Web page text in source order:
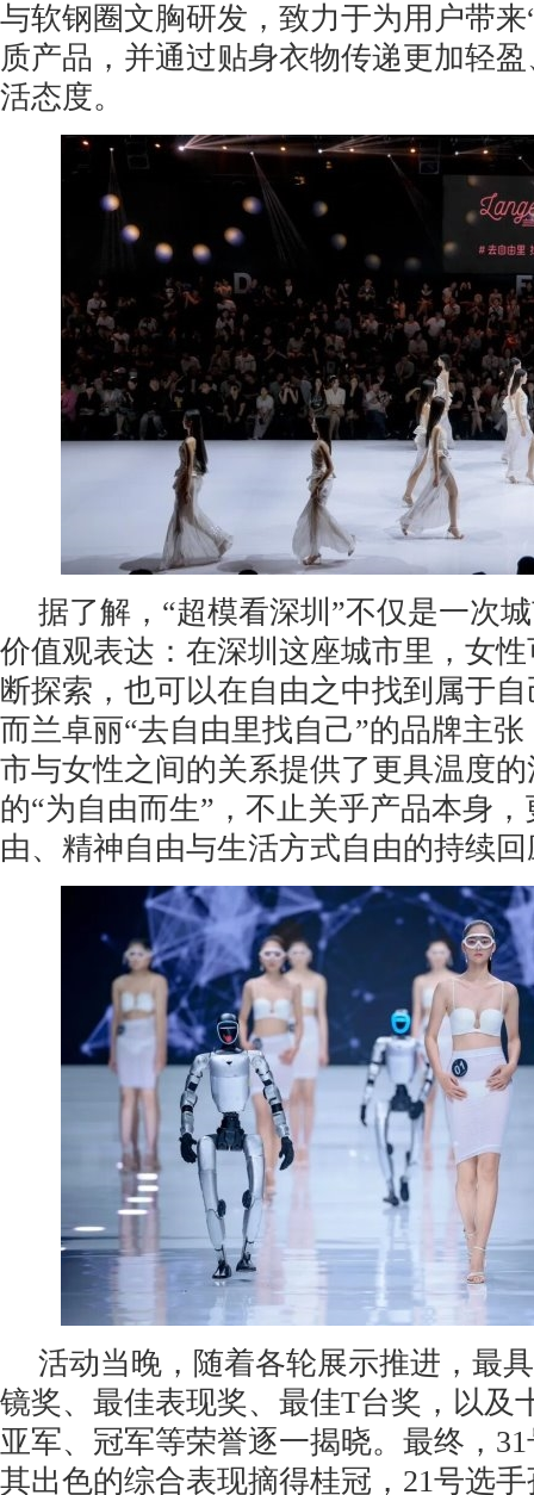
与软钢圈文胸研发，致力于为用户带
质产品，并通过贴身衣物传递更加轻
活态度。
据了解，“超模看深圳”不仅是一次
价值观表达：在深圳这座城市里，女
断探索，也可以在自由之中找到属于
而兰卓丽“去自由里找自己”的品牌主
市与女性之间的关系提供了更具温度
的“为自由而生”，不止关乎产品本身
由、精神自由与生活方式自由的持续
活动当晚，随着各轮展示推进，最
镜奖、最佳表现奖、最佳T台奖，以及
亚军、冠军等荣誉逐一揭晓。最终，
其出色的综合表现摘得桂冠，21号选